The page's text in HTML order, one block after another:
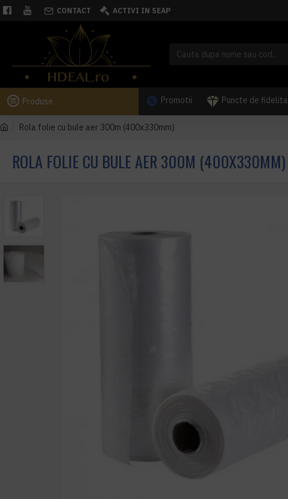
CONTACT ACTIVI IN SEAP
Produse Promotii Puncte de
Rola folie cu bule aer 300m (400x330mm)
ROLA FOLIE CU BULE AER 300M (400X330MM)